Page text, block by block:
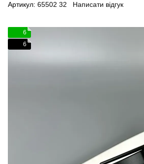
Артикул: 65502 32 Написати відгук
6
6